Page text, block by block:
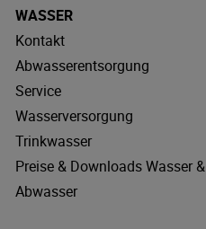
WASSER
Kontakt
Abwasserentsorgung
Service
Wasserversorgung
Trinkwasser
Preise & Downloads Wasser &
Abwasser